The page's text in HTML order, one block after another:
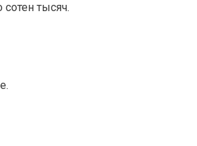
тысяч.